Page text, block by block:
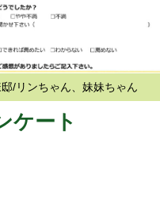
/リンちゃん、妹妹ちゃん
ケート